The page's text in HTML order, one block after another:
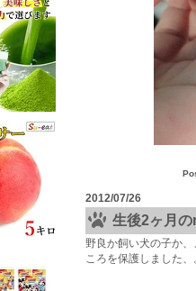
2012/07/26
生後2ヶ月
野良か飼い犬の子か
ころを保護しました、